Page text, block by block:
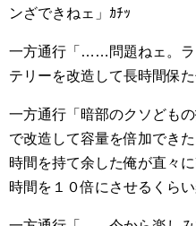
ンざできねェ」ｶﾁｯ
一方通行「……問題ねェ。ラ
テリーを改造して長時間保
一方通行「暗部のクソども
で改造して容量を倍加できた
時間を持て余した俺が直々
時間を１０倍にさせるくらい